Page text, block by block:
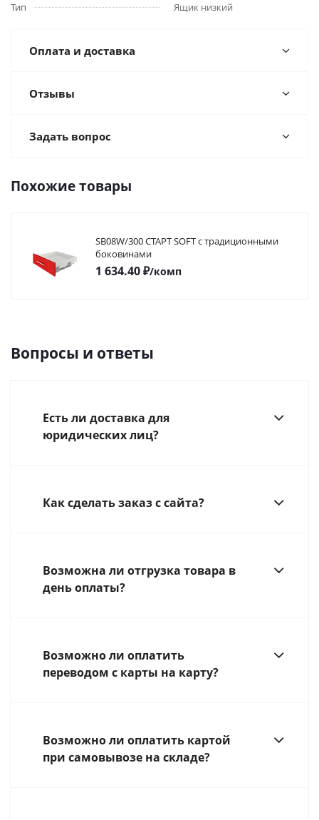
Тип
Ящик низкий
Оплата и доставка
Отзывы
Задать вопрос
Похожие товары
SB08W/300 СТАРТ SOFT с традиционными
боковинами
1 634.40₽/комп
Вопросы и ответы
Есть ли доставка для
юридических лиц?
Как сделать заказ с сайта?
Возможна ли отгрузка товара в
день оплаты?
Возможно ли оплатить
переводом с карты на карту?
Возможно ли оплатить картой
при самовывозе на складе?